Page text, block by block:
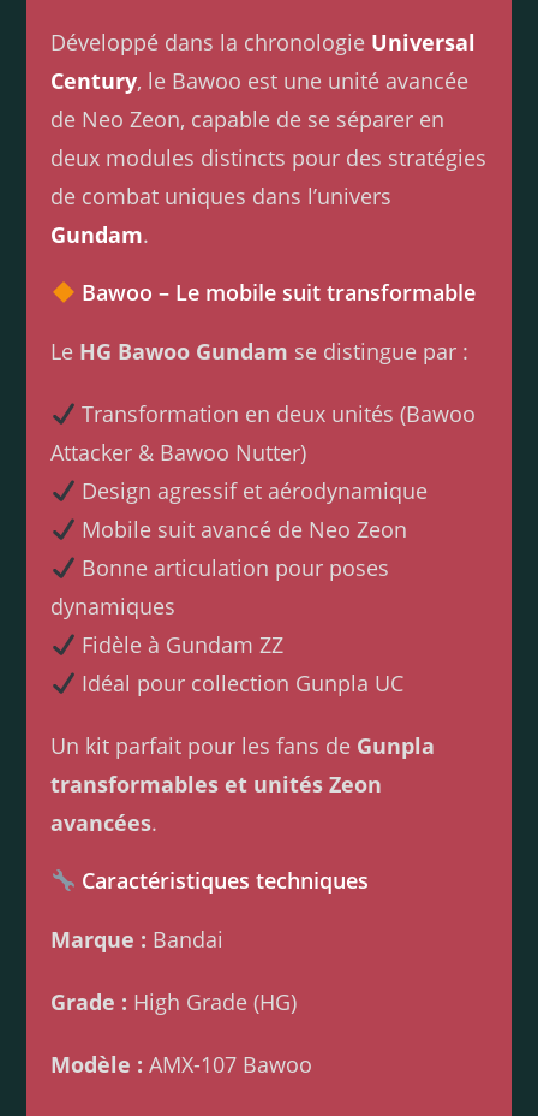
Développé dans la chronologie Universal
Century, le Bawoo est une unité avancée
de Neo Zeon, capable de se séparer en
deux modules distincts pour des stratégies
de combat uniques dans l’univers
Gundam.
Bawoo – Le mobile suit transformable
Le HG Bawoo Gundam se distingue par :
Transformation en deux unités (Bawoo
Attacker & Bawoo Nutter)
Design agressif et aérodynamique
Mobile suit avancé de Neo Zeon
Bonne articulation pour poses
dynamiques
Fidèle à Gundam ZZ
Idéal pour collection Gunpla UC
Un kit parfait pour les fans de Gunpla
transformables et unités Zeon
avancées.
Caractéristiques techniques
Marque : Bandai
Grade : High Grade (HG)
Modèle : AMX-107 Bawoo